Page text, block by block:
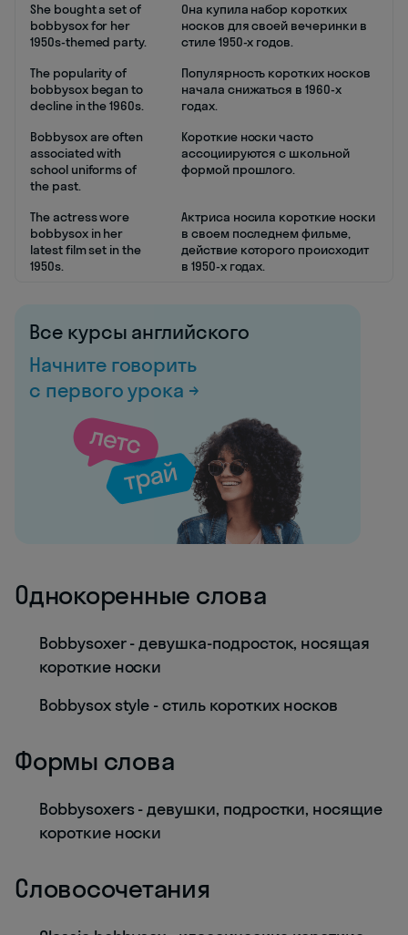
She bought a set of
bobbysox for her
1950s-themed party.
Она купила набор коротких
носков для своей вечеринки в
стиле 1950-х годов.
The popularity of
bobbysox began to
decline in the 1960s.
Популярность коротких носков
начала снижаться в 1960-х
годах.
Bobbysox are often
associated with
school uniforms of
the past.
Короткие носки часто
ассоциируются с школьной
формой прошлого.
The actress wore
bobbysox in her
latest film set in the
1950s.
Актриса носила короткие носки
в своем последнем фильме,
действие которого происходит
в 1950-х годах.
Все курсы английского
Начните говорить
с первого урока →
Однокоренные слова
Bobbysoxer - девушка-подросток, носящая
короткие носки
Bobbysox style - стиль коротких носков
Формы слова
Bobbysoxers - девушки, подростки, носящие
короткие носки
Словосочетания